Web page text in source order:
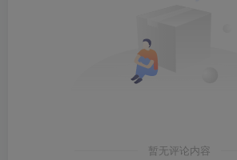
暂无评论内容